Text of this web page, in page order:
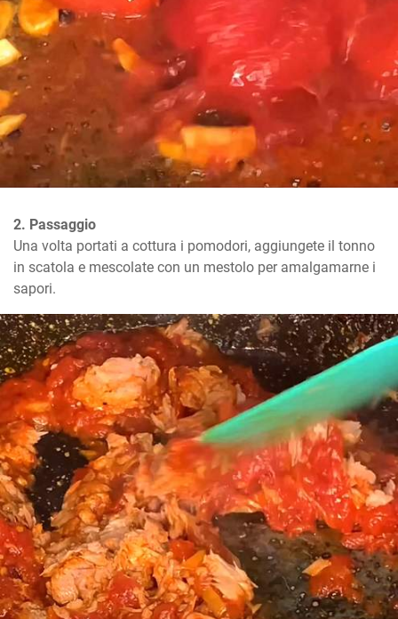
2. Passaggio
Una volta portati a cottura i pomodori, aggiungete il tonno
in scatola e mescolate con un mestolo per amalgamarne i
sapori.